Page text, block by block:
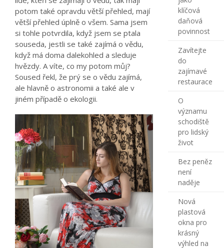
potom také opravdu větší přehled, mají
větší přehled úplně o všem. Sama jsem
si tohle potvrdila, když jsem se ptala
souseda, jestli se také zajímá o vědu,
když má doma dalekohled a sleduje
hvězdy. A víte, co my potom můj?
Soused řekl, že prý se o vědu zajímá,
ale hlavně o astronomii a také ale v
jiném případě o ekologii.
klíčová
daňová
povinnost
Zavítejte
do
zajímavé
restaurace
O
významu
schodiště
pro lidský
život
Bez peněz
není
naděje
Nová
plastová
okna pro
krásný
výhled na